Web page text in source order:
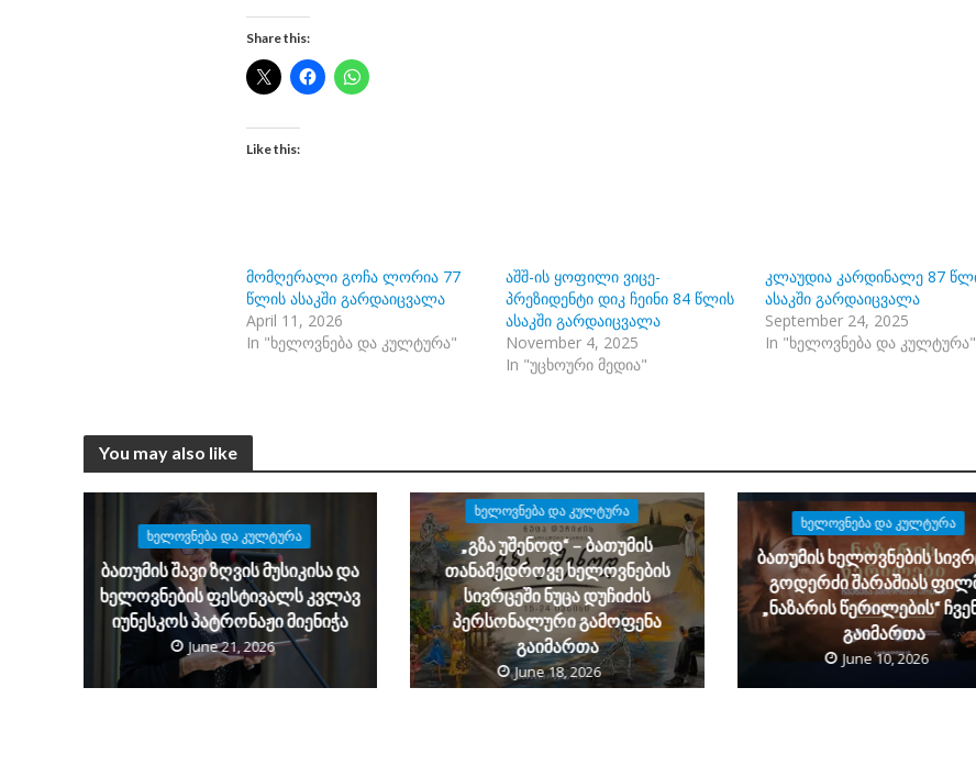
Share this:
Like this:
მომღერალი გოჩა ლორია 77
წლის ასაკში გარდაიცვალა
April 11, 2026
In "ხელოვნება და კულტურა"
აშშ-ის ყოფილი ვიცე-
პრეზიდენტი დიკ ჩეინი 84 წლის
ასაკში გარდაიცვალა
November 4, 2025
In "უცხოური მედია"
კლაუდია კარდინალე 87
ასაკში გარდაიცვალა
September 24, 2025
In "ხელოვნება და კულტურა"
You may also like
ᲮᲔᲚᲝᲕᲜᲔᲑᲐ ᲓᲐ ᲙᲣᲚᲢᲣᲠᲐ
ბათუმის შავი ზღვის მუსიკისა და
ხელოვნების ფესტივალს კვლავ
იუნესკოს პატრონაჟი მიენიჭა
June 21, 2026
ᲮᲔᲚᲝᲕᲜᲔᲑᲐ ᲓᲐ ᲙᲣᲚᲢᲣᲠᲐ
„გზა უშენოდ“ – ბათუმის
თანამედროვე ხელოვნების
სივრცეში ნუცა დუჩიძის
პერსონალური გამოფენა
გაიმართა
June 18, 2026
ᲮᲔᲚᲝᲕᲜᲔᲑᲐ ᲓᲐ ᲙᲣᲚᲢᲣᲠᲐ
ბათუმის ხელოვნების
გოდერძი შარაშიას
„ნაზარის წერილების“
გაიმართა
June 10, 2026